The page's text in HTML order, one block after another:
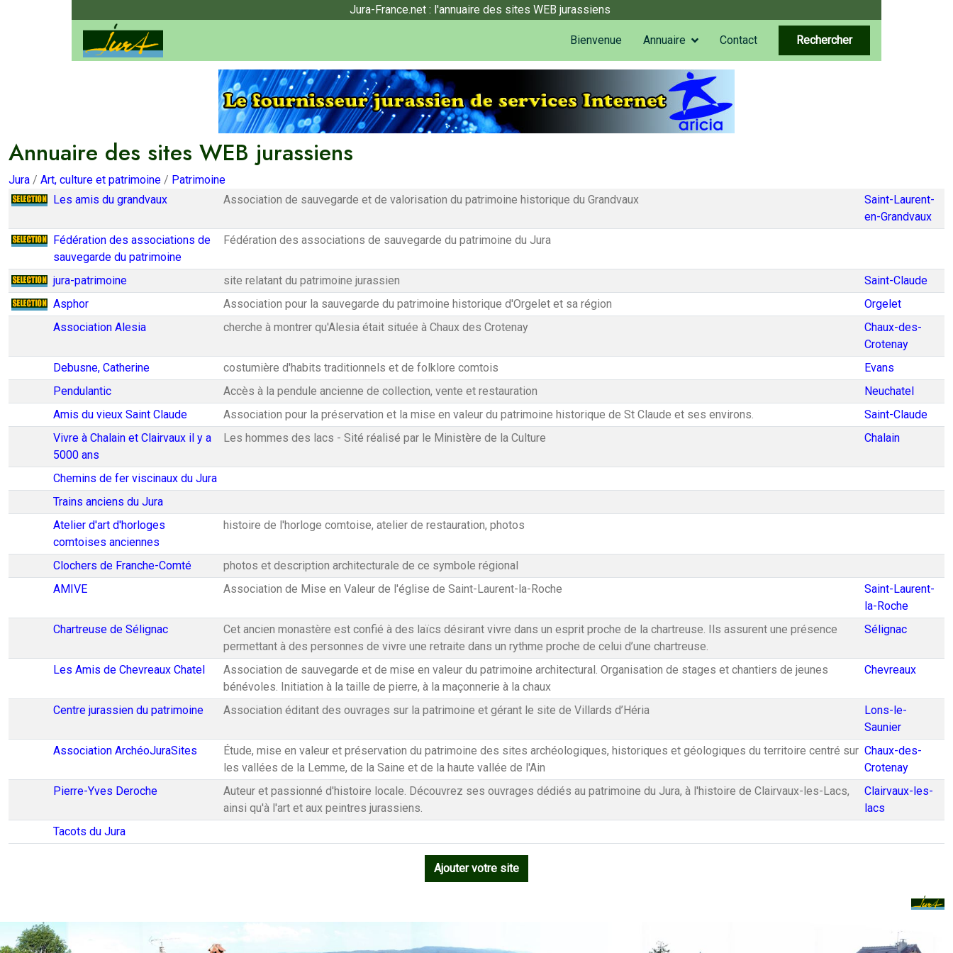
Jura-France.net : l'annuaire des sites WEB jurassiens
Bienvenue Annuaire Contact Rechercher
Annuaire des sites WEB jurassiens
Jura / Art, culture et patrimoine / Patrimoine
Les amis du grandvaux
Association de sauvegarde et de valorisation du patrimoine historique du Grandvaux
Saint-Laurent-
en-Grandvaux
Fédération des associations de
sauvegarde du patrimoine
Fédération des associations de sauvegarde du patrimoine du Jura
jura-patrimoine site relatant du patrimoine jurassien
Saint-Claude
Asphor
Association pour la sauvegarde du patrimoine historique d'Orgelet et sa région
Orgelet
Association Alesia
cherche à montrer qu'Alesia était située à Chaux des Crotenay
Chaux-des-
Crotenay
Debusne, Catherine
costumière d'habits traditionnels et de folklore comtois
Evans
Pendulantic
Accès à la pendule ancienne de collection, vente et restauration
Neuchatel
Amis du vieux Saint Claude
Association pour la préservation et la mise en valeur du patrimoine historique de St Claude et ses environs.
Saint-Claude
Vivre à Chalain et Clairvaux il y a
5000 ans
Les hommes des lacs - Sité réalisé par le Ministère de la Culture Chalain
Chemins de fer viscinaux du Jura
Trains anciens du Jura
Atelier d'art d'horloges
comtoises anciennes
histoire de l'horloge comtoise, atelier de restauration, photos
Clochers de Franche-Comté
photos et description architecturale de ce symbole régional
AMIVE
Association de Mise en Valeur de l'église de Saint-Laurent-la-Roche
Saint-Laurent-
la-Roche
Chartreuse de Sélignac
Cet ancien monastère est confié à des laïcs désirant vivre dans un esprit proche de la chartreuse. Ils assurent une présence
permettant à des personnes de vivre une retraite dans un rythme proche de celui d’une chartreuse.
Sélignac
Les Amis de Chevreaux Chatel
Association de sauvegarde et de mise en valeur du patrimoine architectural. Organisation de stages et chantiers de jeunes
bénévoles. Initiation à la taille de pierre, à la maçonnerie à la chaux
Chevreaux
Centre jurassien du patrimoine Association éditant des ouvrages sur la patrimoine et gérant le site de Villards d’Héria
Lons-le-
Saunier
Association ArchéoJuraSites
Étude, mise en valeur et préservation du patrimoine des sites archéologiques, historiques et géologiques du territoire centré sur
les vallées de la Lemme, de la Saine et de la haute vallée de l'Ain
Chaux-des-
Crotenay
Pierre-Yves Deroche
Auteur et passionné d'histoire locale. Découvrez ses ouvrages dédiés au patrimoine du Jura, à l'histoire de Clairvaux-les-Lacs,
ainsi qu'à l'art et aux peintres jurassiens.
Clairvaux-les-
lacs
Tacots du Jura
Ajouter votre site